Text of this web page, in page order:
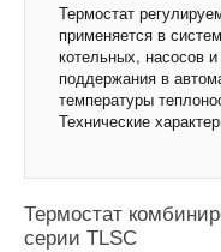
Термостат
применяется в
котельных, насосов
поддержания в
температуры
Технические
Термостат
серии TLSC